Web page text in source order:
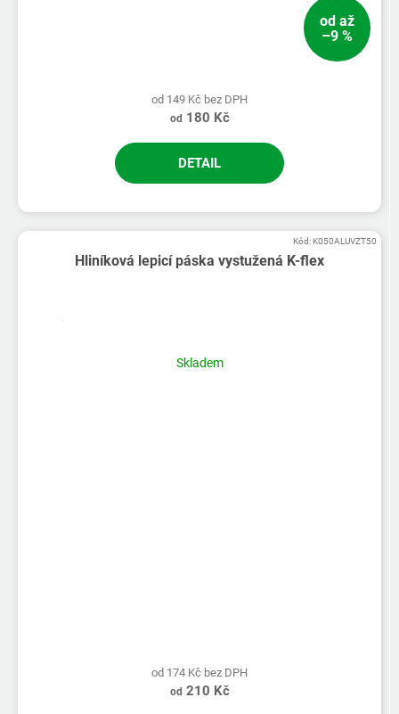
od až
–9 %
od 149 Kč bez DPH
od 180 Kč
DETAIL
Hliníková lepicí páska vystužená K-flex
Skladem
od 174 Kč bez DPH
od 210 Kč
Kód:K050ALUVZT50